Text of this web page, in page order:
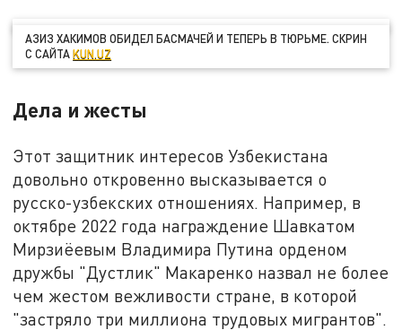
АЗИЗ ХАКИМОВ ОБИДЕЛ БАСМАЧЕЙ И ТЕПЕРЬ В ТЮРЬМЕ. СКРИН
С САЙТАKUN.UZ
Дела и жесты
Этот защитник интересов Узбекистана
довольно откровенно высказывается о
русско-узбекских отношениях. Например, в
октябре 2022 года награждение Шавкатом
Мирзиёевым Владимира Путина орденом
дружбы "Дустлик" Макаренко назвал не более
чем жестом вежливости стране, в которой
"застряло три миллиона трудовых мигрантов".